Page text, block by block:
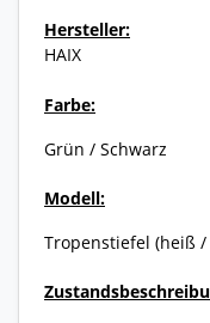
Hersteller:
HAIX
Farbe:
Grün / Schwarz
Modell:
Tropenstiefel (heiß